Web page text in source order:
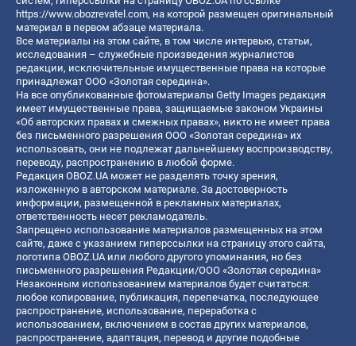
https://www.obozrevatel.com, на которой размещен оригинальный
материал в первом абзаце материала.
Все материалы на этом сайте, в том числе интервью, статьи,
исследования – служебные произведения журналистов
редакции, исключительные имущественные права на которые
принадлежат ООО «Золотая середина».
На все опубликованные фотоматериалы Getty Images редакция
имеет имущественные права, защищаемые законом Украины
«Об авторских правах и смежных правах», никто не имеет права
без письменного разрешения ООО «Золотая середина» их
использовать, они не подлежат дальнейшему воспроизводству,
переводу, распространению в любой форме.
Редакция OBOZ.UA может не разделять точку зрения,
изложенную в авторском материале. За достоверность
информации, размещенной в рекламных материалах,
ответственность несет рекламодатель.
Запрещено использование материалов размещенных на этом
сайте, даже с указанием гиперссылки на страницу этого сайта,
логотипа OBOZ.UA или любого другого упоминания, но без
письменного разрешения Редакции/ООО «Золотая середина»
Незаконным использованием материалов будет считаться:
любое копирование, публикация, перепечатка, последующее
распространение, использование, переработка с
использованием, включением в состав других материалов,
распространение, адаптация, перевод и другие подобные